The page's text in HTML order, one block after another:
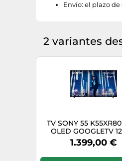
Envío: el plazo de
2 variantes
TV SONY 55
OLED GOOGLETV
1.399,00 €